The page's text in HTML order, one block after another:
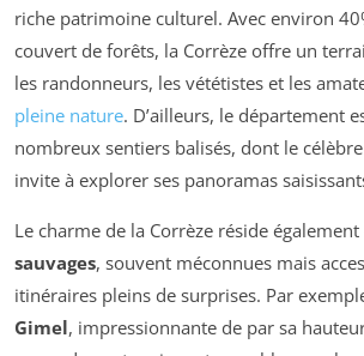
riche patrimoine culturel. Avec environ
couvert de forêts, la Corrèze offre un
les randonneurs, les vététistes et les
pleine nature. D’ailleurs, le département
nombreux sentiers balisés, dont le célèbre
invite à explorer ses panoramas
Le charme de la Corrèze réside également
sauvages, souvent méconnues mais
itinéraires pleins de surprises. Par
Gimel, impressionnante de par sa